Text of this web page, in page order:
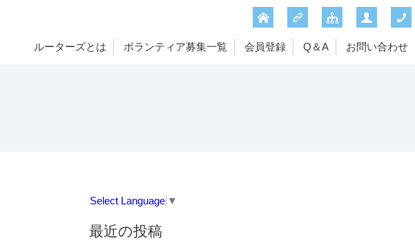
ルーターズとは ボランティア募集一覧 会員登録 Q＆A お問い合わせ
Select Language ▼
最近の投稿